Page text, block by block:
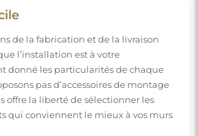
de la fabrication et de la livraison
l’installation est à votre
donné les particularités de chaque
pas d’accessoires de montage
offre la liberté de sélectionner les
qui conviennent le mieux à vos murs